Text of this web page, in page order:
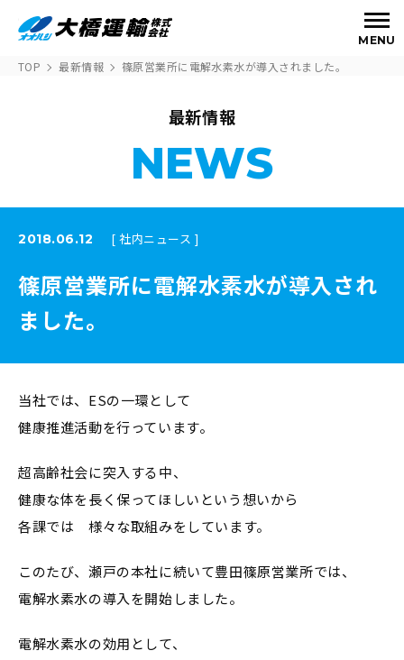
MENU
TOP 最新情報 篠原営業所に電解水素水が導入されました。
最新情報
NEWS
2018.06.12 [ 社内ニュース ]
篠原営業所に電解水素水が導入され
ました。
当社では、ESの一環として
健康推進活動を行っています。
超高齢社会に突入する中、
健康な体を長く保ってほしいという想いから
各課では 様々な取組みをしています。
このたび、瀬戸の本社に続いて豊田篠原営業所では、
電解水素水の導入を開始しました。
電解水素水の効用として、